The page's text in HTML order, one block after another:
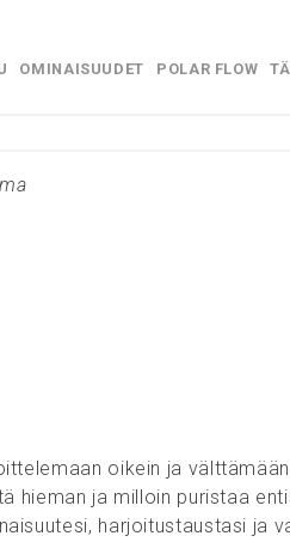
» OMINAISUUDET» POLAR FLOW»
oikein ja
hieman ja milloin puristaa
harjoitustaustasi ja